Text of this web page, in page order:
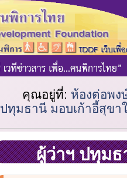
คุณอยู่ที่: ห้องต่อพง
ปทุมธานี มอบเก้าอี้สุขา
ผู้ว่าฯ ปทุมธ